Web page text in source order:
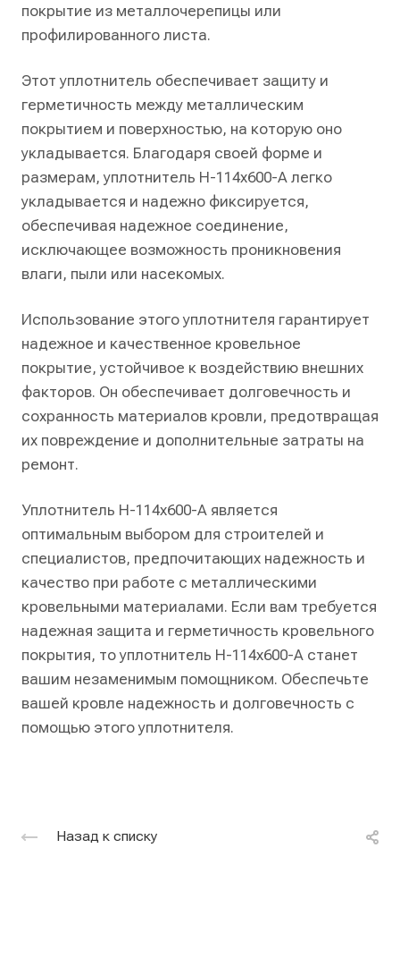
покрытие из металлочерепицы или
профилированного листа.
Этот уплотнитель обеспечивает защиту и
герметичность между металлическим
покрытием и поверхностью, на которую оно
укладывается. Благодаря своей форме и
размерам, уплотнитель Н-114х600-А легко
укладывается и надежно фиксируется,
обеспечивая надежное соединение,
исключающее возможность проникновения
влаги, пыли или насекомых.
Использование этого уплотнителя гарантирует
надежное и качественное кровельное
покрытие, устойчивое к воздействию внешних
факторов. Он обеспечивает долговечность и
сохранность материалов кровли, предотвращая
их повреждение и дополнительные затраты на
ремонт.
Уплотнитель Н-114х600-А является
оптимальным выбором для строителей и
специалистов, предпочитающих надежность и
качество при работе с металлическими
кровельными материалами. Если вам требуется
надежная защита и герметичность кровельного
покрытия, то уплотнитель Н-114х600-А станет
вашим незаменимым помощником. Обеспечьте
вашей кровле надежность и долговечность с
помощью этого уплотнителя.
Назад к списку